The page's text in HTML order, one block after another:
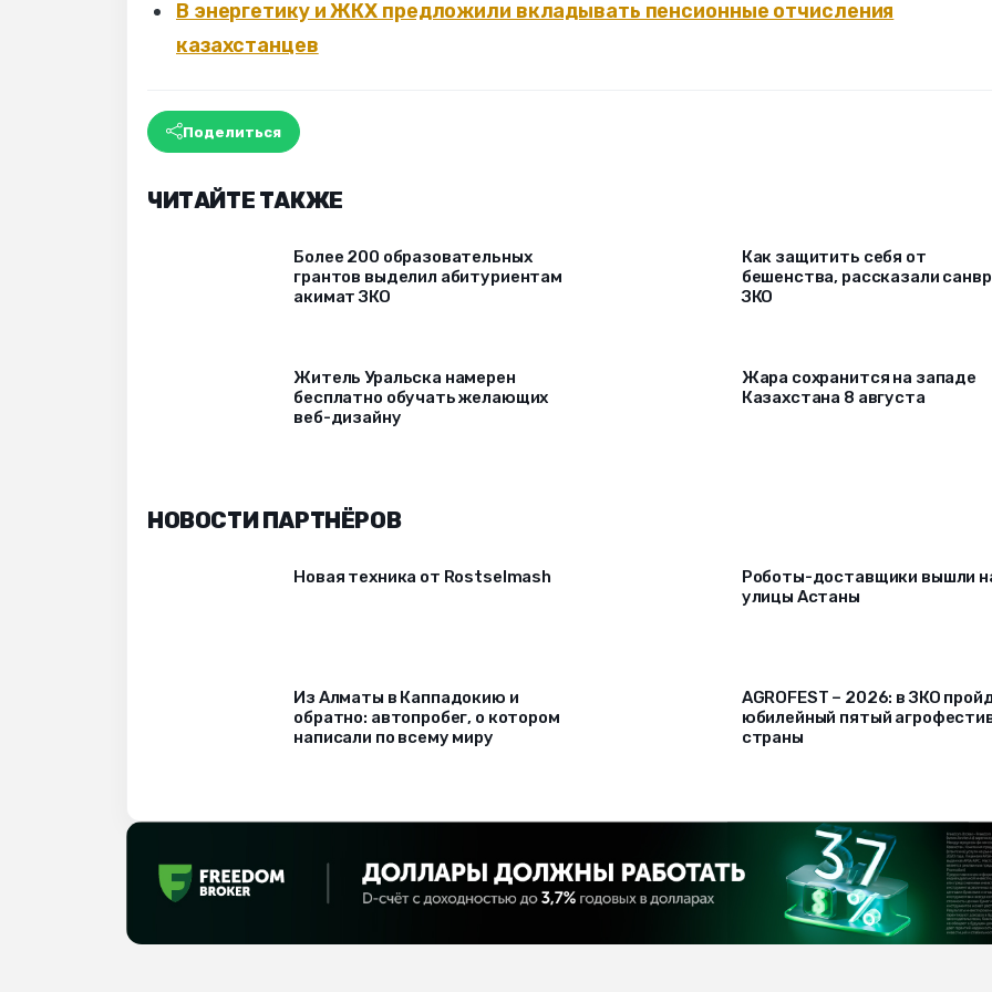
В энергетику и ЖКХ предложили вкладывать пенсионные отчисления
казахстанцев
Поделиться
ЧИТАЙТЕ ТАКЖЕ
Более 200 образовательных
грантов выделил абитуриентам
акимат ЗКО
Как защитить себя от
бешенства, рассказали
ЗКО
Житель Уральска намерен
бесплатно обучать желающих
веб-дизайну
Жара сохранится на западе
Казахстана 8 августа
НОВОСТИ ПАРТНЁРОВ
Новая техника от Rostselmash
Роботы-доставщики вышли
улицы Астаны
Из Алматы в Каппадокию и
обратно: автопробег, о котором
написали по всему миру
AGROFEST – 2026: в ЗКО
юбилейный пятый
страны